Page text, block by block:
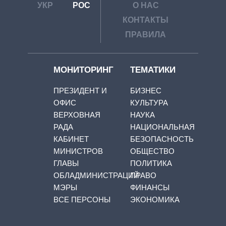
УКР РОС
О НАС
КОНТАКТЫ
ПРАВИЛА
МОНИТОРИНГ
ПРЕЗИДЕНТ И
ОФИС
ВЕРХОВНАЯ
РАДА
КАБИНЕТ
МИНИСТРОВ
ГЛАВЫ
ОБЛАДМИНИСТРАЦИЙ
МЭРЫ
ВСЕ ПЕРСОНЫ
ТЕМАТИКИ
БИЗНЕС
КУЛЬТУРА
НАУКА
НАЦИОНАЛЬНАЯ
БЕЗОПАСНОСТЬ
ОБЩЕСТВО
ПОЛИТИКА
ПРАВО
ФИНАНСЫ
ЭКОНОМИКА